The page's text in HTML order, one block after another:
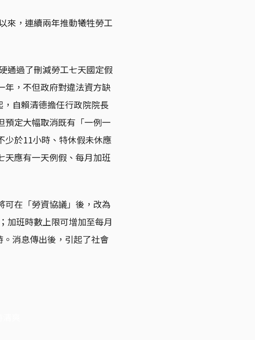
來，連續兩年推動犧牲勞工
通過了刪減勞工七天國定假
年，不但政府對違法資方缺
自賴清德擔任行政院院長
預定大幅取消既有「一例一
少於11小時、特休假未休應
天應有一天例假、每月加班
可在「勞資協議」後，改為
加班時數上限可增加至每月
消息傳出後，引起了社會